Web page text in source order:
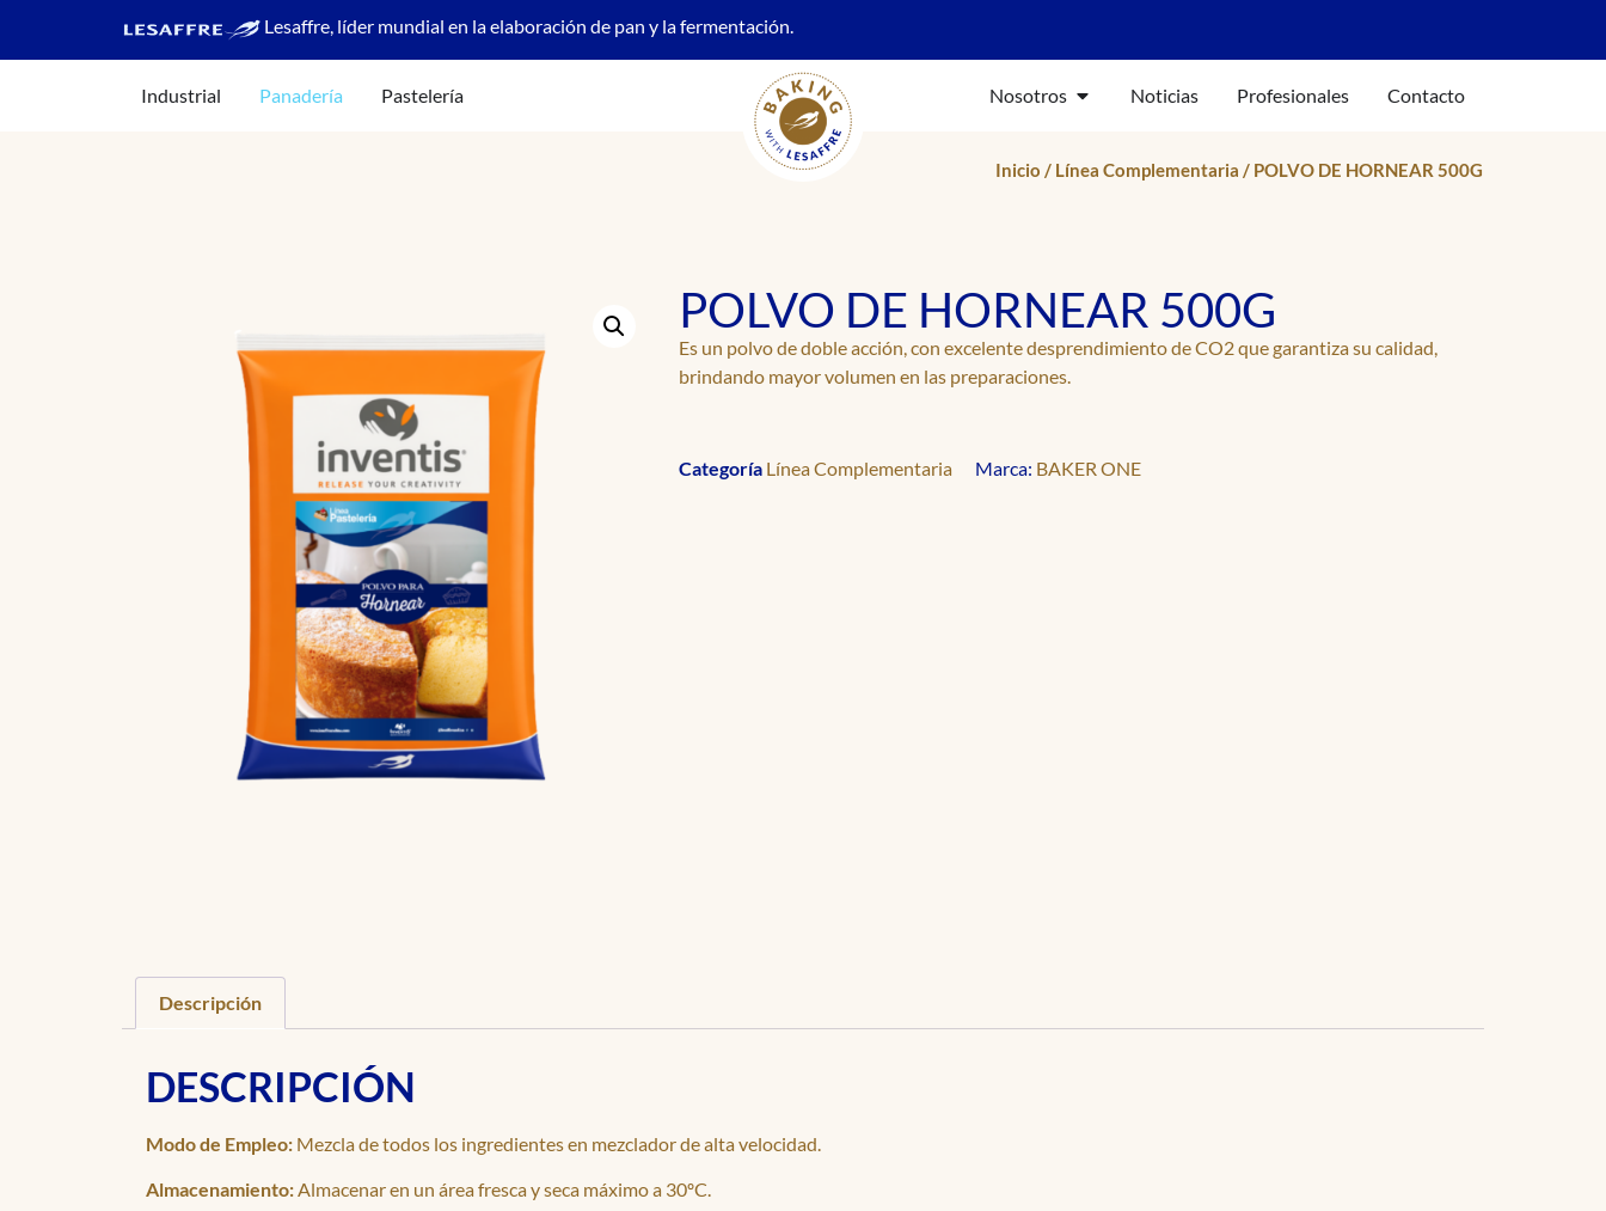
Lesaffre, líder mundial en la elaboración de pan y la fermentación.
Industrial Panadería Pastelería Nosotros Noticias Profesionales Contacto
Inicio / Línea Complementaria / POLVO DE HORNEAR 500G
POLVO DE HORNEAR 500G
Es un polvo de doble acción, con excelente desprendimiento de CO2 que garantiza su calidad,
brindando mayor volumen en las preparaciones.
Categoría Línea Complementaria Marca: BAKER ONE
Descripción
DESCRIPCIÓN
Modo de Empleo: Mezcla de todos los ingredientes en mezclador de alta velocidad.
Almacenamiento:Almacenar en un área fresca y seca máximo a 30ºC.